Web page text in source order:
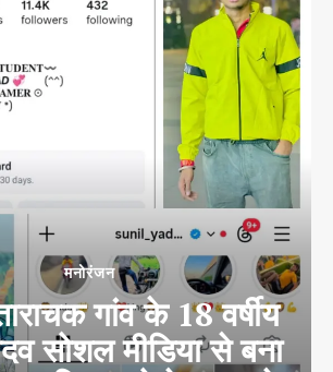
मनोरंजन
गांव के 18 वर्षीय
सोशल मीडिया से बना